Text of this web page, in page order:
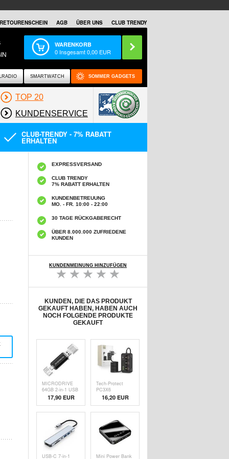
RETOURENSCHEIN AGB ÜBER UNS CLUB TRENDY
WARENKORB
0 Insgesamt0,00 EUR
SMARTWATCH SOMMER GADGETS
TOP 20
KUNDENSERVICE
CLUB-TRENDY - 7% RABATT
ERHALTEN
EXPRESSVERSAND
CLUB TRENDY
7% RABATT ERHALTEN
KUNDENBETREUUNG
MO. - FR. 10:00 - 22:00
30 TAGE RÜCKGABERECHT
ÜBER 8.000.000 ZUFRIEDENE
KUNDEN
KUNDENMEINUNG HINZUFÜGEN
KUNDEN, DIE DAS PRODUKT
GEKAUFT HABEN, HABEN AUCH
NOCH FOLGENDE PRODUKTE
GEKAUFT
MICRODRIVE
64GB 2-in-1 USB
2.0 / USB-C
Flash Drive -
Schwarz
17,90EUR
Tech-Protect
PC3X6
Steckdose - 3
USB-A & 3 USB-
C Ports mit 3
Steckdosen,
200cm - Schwarz
16,20EUR
USB-C 7-in-1
Mini Power Bank